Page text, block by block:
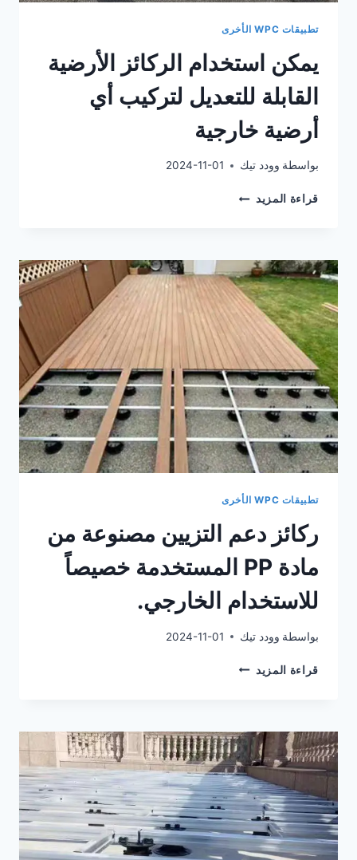
تطبيقات WPC الأخرى
يمكن استخدام الركائز الأرضية
القابلة للتعديل لتركيب أي
أرضية خارجية
بواسطة وودد تيك 2024-11-01
قراءة المزيد يمكن
القابلة
للتعديل
لتركيب
أي
أرضية
خارجية
تطبيقات WPC الأخرى
ركائز دعم التزيين مصنوعة من
مادة PP المستخدمة خصيصاً
للاستخدام الخارجي.
بواسطة وودد تيك 2024-11-01
قراءة المزيد ركائز
من
مادة
PP
المستخدمة
خصيصاً
للاستخدام
الخارجي.